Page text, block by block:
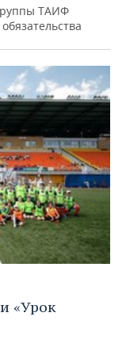
ТАИФ
«Урок